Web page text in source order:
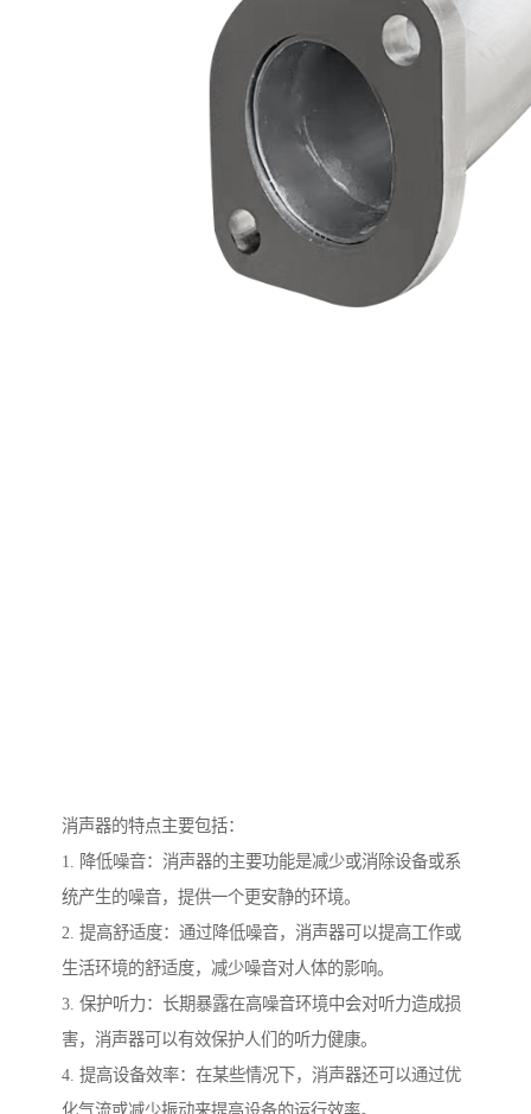
消声器的特点主要包括：
1. 降低噪音：消声器的主要功能是减少或消除设备或系
统产生的噪音，提供一个更安静的环境。
2. 提高舒适度：通过降低噪音，消声器可以提高工作或
生活环境的舒适度，减少噪音对人体的影响。
3. 保护听力：长期暴露在高噪音环境中会对听力造成损
害，消声器可以有效保护人们的听力健康。
4. 提高设备效率：在某些情况下，消声器还可以通过优
化气流或减少振动来提高设备的运行效率。